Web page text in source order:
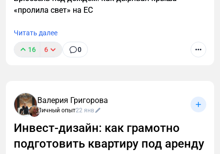
«пролила свет» на ЕС
Читать далее
16 6 0
Валерия Григорова
Личный опыт22 янв
Инвест‑дизайн: как грамотно
подготовить квартиру под аренду